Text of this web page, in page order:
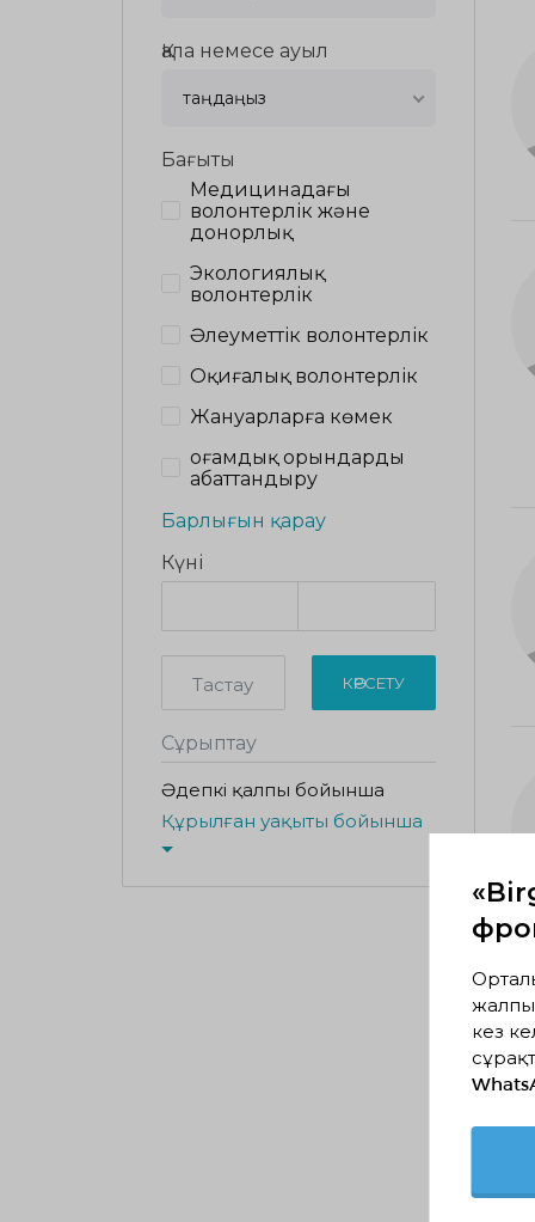
Қала немесе ауыл
таңдаңыз
Бағыты
Медицинадағы
волонтерлік және
донорлық
Экологиялық
волонтерлік
Әлеуметтік волонтерлік
Оқиғалық волонтерлік
Жануарларға көмек
Қоғамдық орындарды
абаттандыру
Барлығын қарау
Күні
Тастау КӨРСЕТУ
Сұрыптау
Әдепкі қалпы бойынша
Құрылған уақыты бойынша
кез